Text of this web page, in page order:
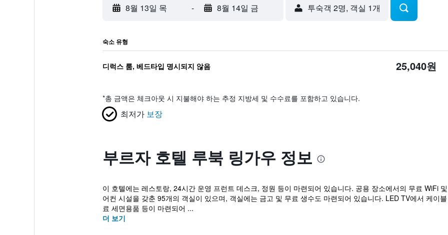
8월 13일 목 - 8월 14일 금 ​투숙객 2​명, ​객실 1개
숙소 유형
디럭스 룸, 베드타입 명시되지 않음 25,040원
*총 금액은 체크아웃 시 지불해야 하는 추정 지방세 및 수수료를 포함하고 있습니다.
최저가 보장
부르자 호텔 루북 링가우 정보
이 호텔에는 레스토랑, 24시간 운영 프런트 데스크, 정원 등이 마련되어 있습니다. 공용 장소에서의 무료 WiFi
어컨 시설을 갖춘 95개의 객실이 있으며, 객실에는 금고 및 무료 생수도 마련되어 있습니다. LED TV에서 케이
료 세면용품 등이 마련되어 ...
더 보기